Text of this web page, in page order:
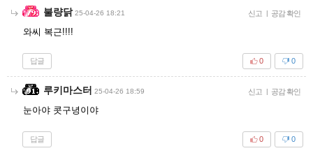
불량닭 25-04-26 18:21 신고 | 공감 확인
와씨 복근!!!!
답글 0
0
루키마스터 25-04-26 18:59 신고 | 공감 확인
눈아야 콧구녕이야
답글 0
0